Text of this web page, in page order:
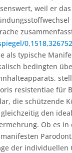
weil er
als typische
bedingten
resistentiae für
die schützende
den
Ob es in
der individuellen